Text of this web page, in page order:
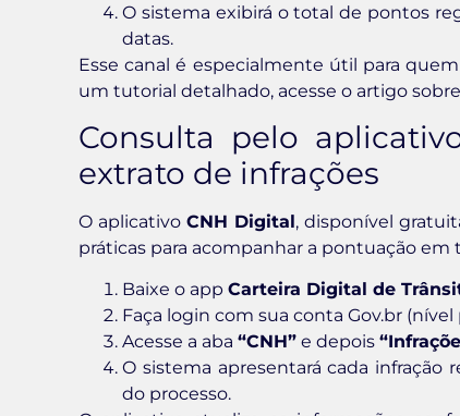
O sistema exibirá o total de pontos
datas.
Esse canal é especialmente útil para
um tutorial detalhado, acesse o artigo sobre
Consulta pelo
extrato de infrações
O aplicativo CNH Digital, disponível
práticas para acompanhar a pontuação em
Baixe o app Carteira Digital de
Faça login com sua conta Gov.br (nível
Acesse a aba “CNH” e depois
O sistema apresentará cada infração
do processo.